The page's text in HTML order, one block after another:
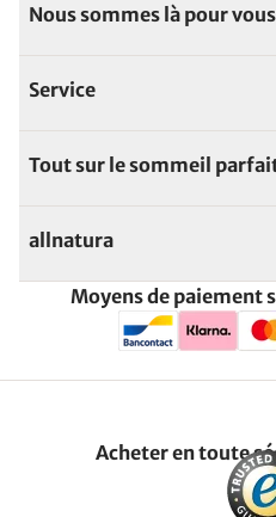
Nous sommes là pour vous
Service
Tout sur le sommeil
allnatura
Moyens de paiement
Acheter en toute